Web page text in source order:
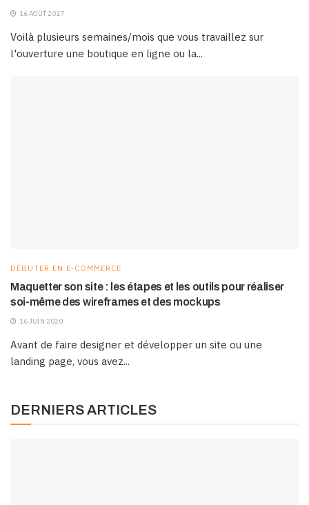
16 AOÛT 2017
Voilà plusieurs semaines/mois que vous travaillez sur
l'ouverture une boutique en ligne ou la...
DÉBUTER EN E-COMMERCE
Maquetter son site : les étapes et les outils pour réaliser
soi-même des wireframes et des mockups
16 JUIN 2020
Avant de faire designer et développer un site ou une
landing page, vous avez...
DERNIERS ARTICLES